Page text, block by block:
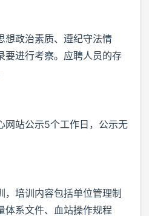
想政治素质、遵纪守法情
要进行考察。应聘人员的存
网站公示5个工作日，公示无
，培训内容包括单位管理制
体系文件、血站操作规程